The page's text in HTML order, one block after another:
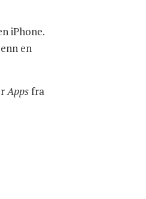
iPhone.
en
Appsfra